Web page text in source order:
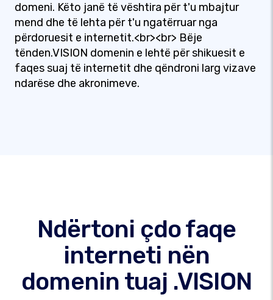
domeni. Këto janë të vështira për t'u mbajtur
mend dhe të lehta për t'u ngatërruar nga
përdoruesit e internetit.<br><br> Bëje
tënden.VISION domenin e lehtë për shikuesit e
faqes suaj të internetit dhe qëndroni larg vizave
ndarëse dhe akronimeve.
Ndërtoni çdo faqe
interneti nën
domenin tuaj .VISION